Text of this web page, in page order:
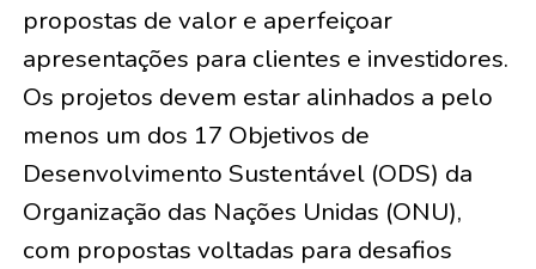
propostas de valor e aperfeiçoar
apresentações para clientes e investidores.
Os projetos devem estar alinhados a pelo
menos um dos 17 Objetivos de
Desenvolvimento Sustentável (ODS) da
Organização das Nações Unidas (ONU),
com propostas voltadas para desafios